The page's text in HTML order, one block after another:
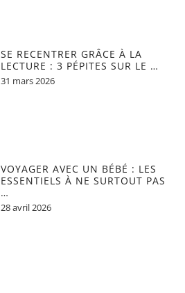
SE RECENTRER GRÂCE À LA
LECTURE : 3 PÉPITES SUR LE …
31 mars 2026
VOYAGER AVEC UN BÉBÉ : LES
ESSENTIELS À NE SURTOUT PAS
…
28 avril 2026